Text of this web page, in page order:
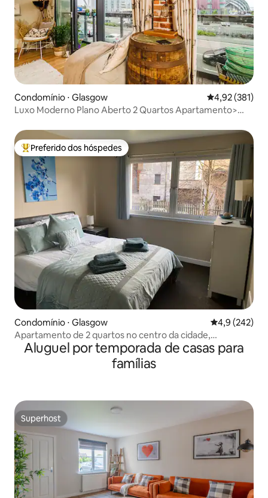
Condomínio ⋅ Glasgow 4,92 de uma
4,92 (381)
Luxo Moderno Plano Aberto 2 Quartos Apartamento>
Entre os melhores preferidos dos hóspedes
Preferido dos hóspedes
Condomínio ⋅ Glasgow 4,9 de uma
4,9 (242)
Apartamento de 2 quartos no centro da cidade,
estacionamento seguro.
Aluguel por temporada de casas para
famílias
Superhost
Superhost